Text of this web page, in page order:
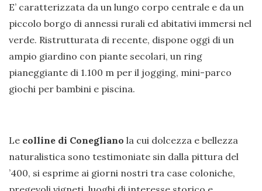
E’ caratterizzata da un lungo corpo centrale e da un
piccolo borgo di annessi rurali ed abitativi immersi nel
verde. Ristrutturata di recente, dispone oggi di un
ampio giardino con piante secolari, un ring
pianeggiante di 1.100 m per il jogging, mini-parco
giochi per bambini e piscina.
Le colline di Conegliano la cui dolcezza e bellezza
naturalistica sono testimoniate sin dalla pittura del
’400, si esprime ai giorni nostri tra case coloniche,